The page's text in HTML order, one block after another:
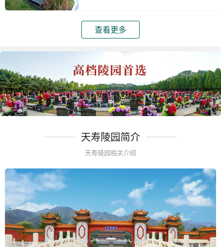
查看更多
天寿陵园简介
天寿陵园相关介绍